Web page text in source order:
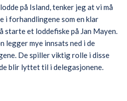
på Island, tenker jeg at vi må
i forhandlingene som en klar
et loddefiske på Jan Mayen.
legger mye innsats ned i de
De spiller viktig rolle i disse
blir lyttet til i delegasjonene.